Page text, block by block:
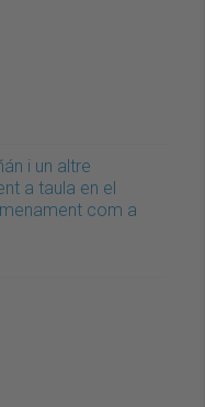
i un altre
a taula en el
com a